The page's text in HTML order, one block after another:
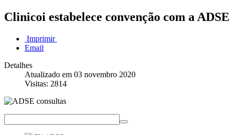
Clinicoi estabelece convenção com a ADSE
Imprimir
Email
Detalhes
Atualizado em 03 novembro 2020
Visitas: 2814